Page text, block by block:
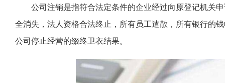
公司注销是指符合法定条件的企业经过向原登记机关
全消失，法人资格合法终止，所有员工遣散，所有银行的
公司停止经营的缀终卫衣结果。